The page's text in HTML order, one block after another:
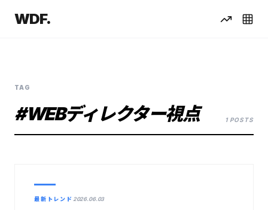
WDF.
TAG
#WEBディレクター視点 1 POSTS
最新トレンド 2026.06.03